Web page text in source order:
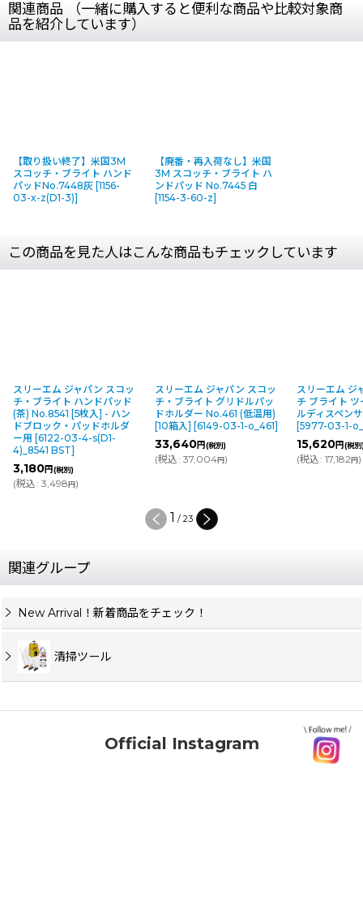
関連商品 （一緒に購入すると便利な商品や比較対象商
品を紹介しています）
【取り扱い終了】米国3M
スコッチ・ブライト ハンド
パッドNo.7448灰 [1156-
03-x-z(D1-3)]
【廃番・再入荷なし】米国
3M スコッチ・ブライト ハ
ンドパッド No.7445 白
[1154-3-60-z]
この商品を見た人はこんな商品もチェックしています
スリーエム ジャパン スコッ
チ・ブライト ハンドパッド
(茶) No.8541 [5枚入] - ハン
ドブロック・パッドホルダ
ー用 [6122-03-4-s(D1-
4)_8541 BST]
3,180円(税別)
(税込: 3,498円)
スリーエム ジャパン スコッ
チ・ブライト グリドルパッ
ドホルダー No.461 (低温用)
[10箱入] [6149-03-1-o_461]
33,640円(税別)
(税込: 37,004円)
スリーエム ジ
チ ブライト
ルディスペン
[5977-03-1-
15,620円(税
(税込: 17,182円)
1 / 23
関連グループ
New Arrival！新着商品をチェック！
清掃ツール
Official Instagram